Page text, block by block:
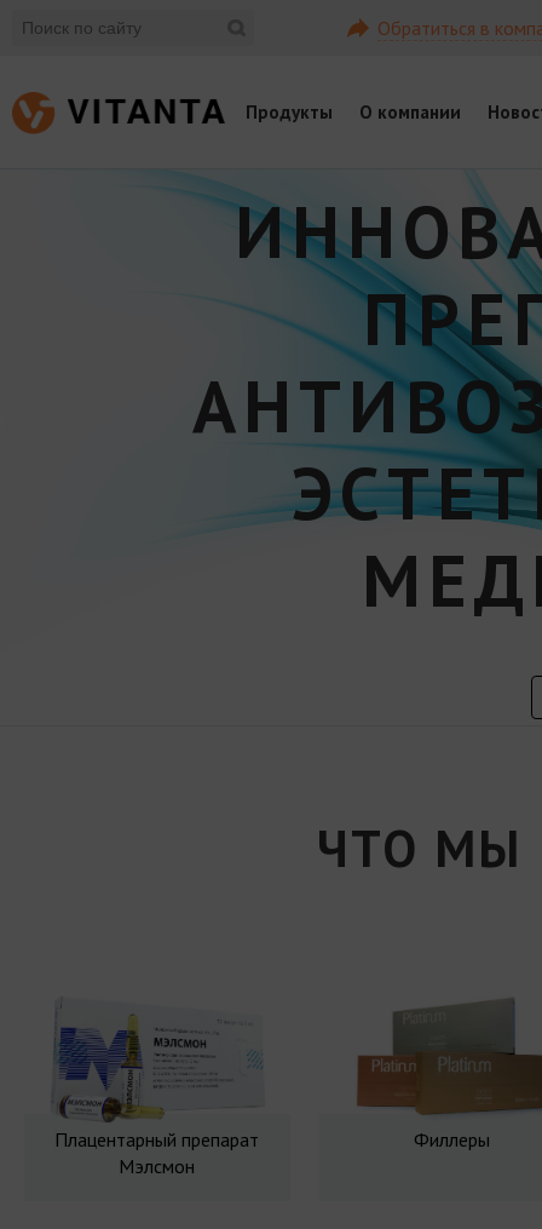
Обратиться в
Продукты О компании
ЧТО МЫ
Плацентарный препарат
Мэлсмон
Филлеры